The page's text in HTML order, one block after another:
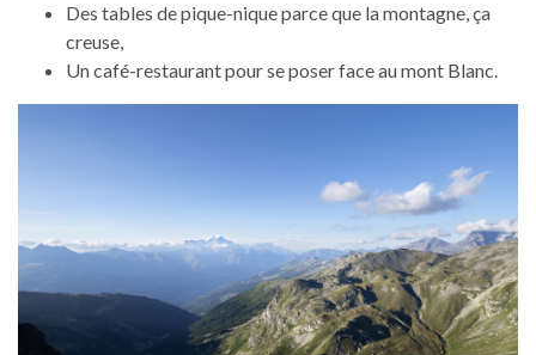
Des tables de pique-nique parce que la montagne, ça
creuse,
Un café-restaurant pour se poser face au mont Blanc.